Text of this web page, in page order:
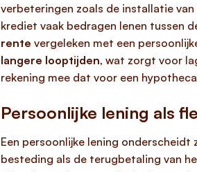
verbeteringen zoals de installatie
krediet vaak bedragen lenen tussen
rente vergeleken met een
langere looptijden, wat zorgt voor
rekening mee dat voor een
Persoonlijke lening als
Een persoonlijke lening
besteding als de terugbetaling van